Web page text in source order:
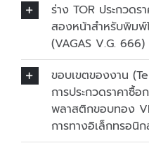
ร่าง TOR ประกวดร
สองหน้าสำหรับพิม
(VAGAS V.G. 666)
ขอบเขตของงาน
การประกวดราคาซื้
พลาสติกขอบทอง
การทางอิเล็กทรอนิ